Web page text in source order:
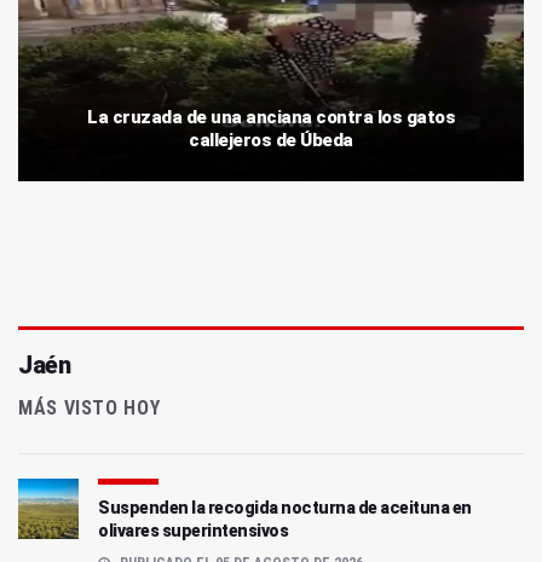
La cruzada de una anciana contra los gatos
callejeros de Úbeda
Jaén
MÁS VISTO HOY
Suspenden la recogida nocturna de aceituna en
olivares superintensivos